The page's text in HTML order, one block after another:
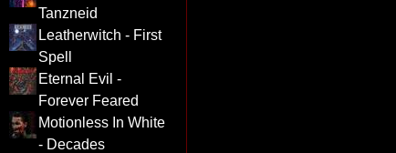
Tanzneid
Leatherwitch - First
Spell
Eternal Evil -
Forever Feared
Motionless In White
- Decades